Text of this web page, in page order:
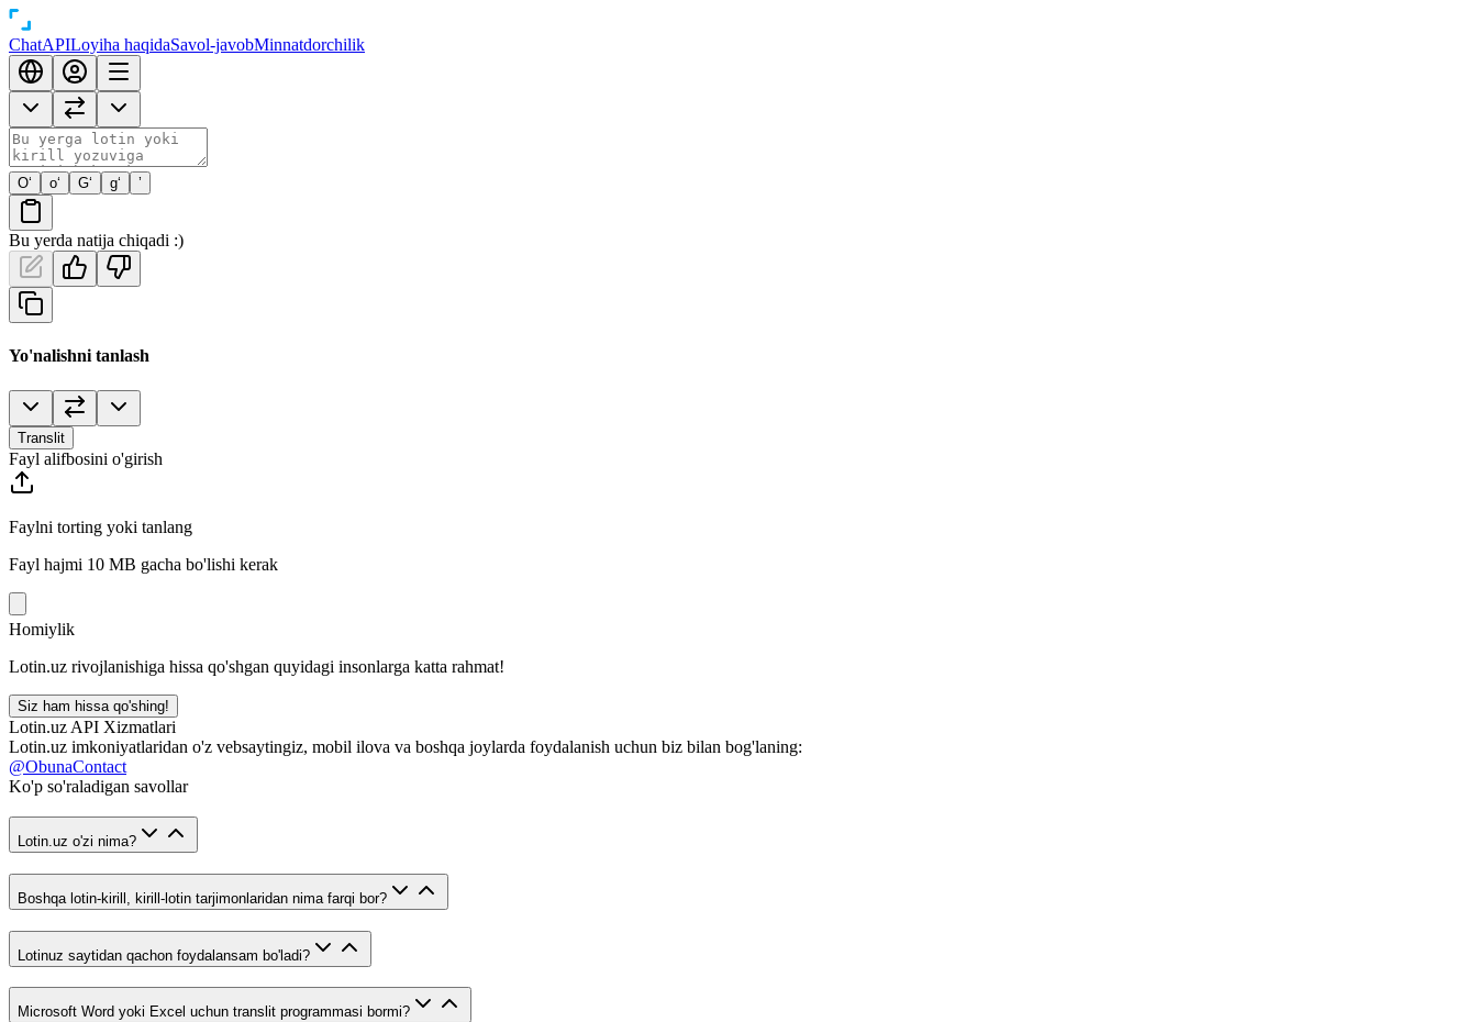
ChatAPILoyiha haqidaSavol-javobMinnatdorchilik
O‘ o‘ G‘ g‘ ’
Bu yerda natija chiqadi :)
Yo'nalishni tanlash
Translit
Fayl alifbosini o'girish
Faylni torting yoki tanlang
Fayl hajmi 10 MB gacha bo'lishi kerak
Homiylik
Lotin.uz rivojlanishiga hissa qo'shgan quyidagi insonlarga katta rahmat!
Siz ham hissa qo'shing!
Lotin.uz API Xizmatlari
Lotin.uz imkoniyatlaridan o'z vebsaytingiz, mobil ilova va boshqa joylarda foydalanish uchun biz bilan bog'laning:
@ObunaContact
Ko'p so'raladigan savollar
Lotin.uz o'zi nima?
Boshqa lotin-kirill, kirill-lotin tarjimonlaridan nima farqi bor?
Lotinuz saytidan qachon foydalansam bo'ladi?
Microsoft Word yoki Excel uchun translit programmasi bormi?